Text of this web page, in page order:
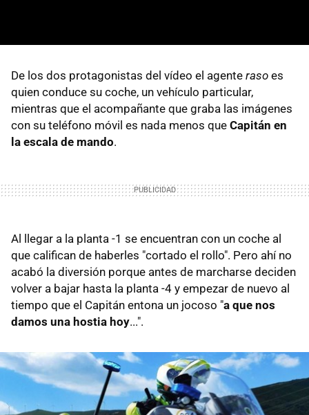
De los dos protagonistas del vídeo el agente raso es
quien conduce su coche, un vehículo particular,
mientras que el acompañante que graba las imágenes
con su teléfono móvil es nada menos que Capitán en
la escala de mando.
Al llegar a la planta -1 se encuentran con un coche al
que califican de haberles "cortado el rollo". Pero ahí no
acabó la diversión porque antes de marcharse deciden
volver a bajar hasta la planta -4 y empezar de nuevo al
tiempo que el Capitán entona un jocoso "a que nos
damos una hostia hoy...".